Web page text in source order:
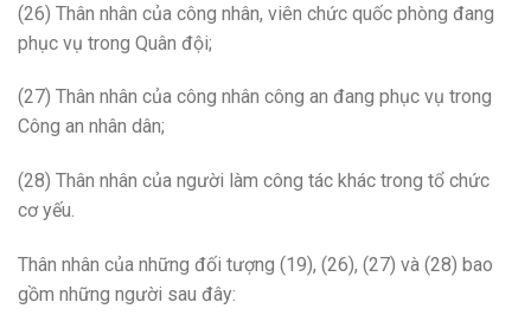
(26) Thân nhân của công nhân, viên chức quốc phòng đang
phục vụ trong Quân đội;
(27) Thân nhân của công nhân công an đang phục vụ trong
Công an nhân dân;
(28) Thân nhân của người làm công tác khác trong tổ chức
cơ yếu.
Thân nhân của những đối tượng (19), (26), (27) và (28) bao
gồm những người sau đây: